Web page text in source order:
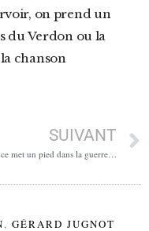
on prend un
du Verdon ou la
chanson
SUIVANT
La France met un pied dans la guerre : le pas de trop ?
, GÉRARD JUGNOT